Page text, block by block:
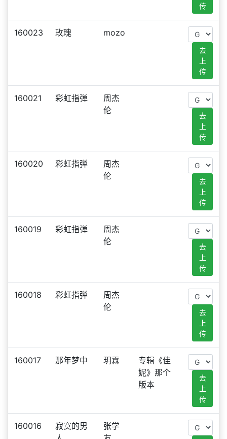
传
160023 玫瑰 mozo
去
上
传
160021 彩虹指弹
周杰
伦
去
上
传
160020 彩虹指弹
周杰
伦
去
上
传
160019 彩虹指弹
周杰
伦
去
上
传
160018 彩虹指弹
周杰
伦
去
上
传
160017 那年梦中 玥霖
专辑《佳
妮》那个
版本
去
上
传
160016
寂寞的男
张学